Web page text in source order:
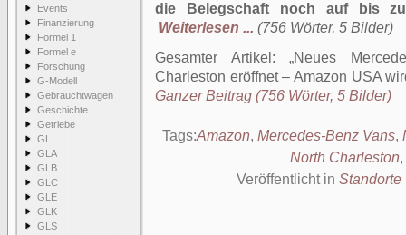
Events
Finanzierung
Formel 1
Formel e
Forschung
G-Modell
Gebrauchtwagen
Geschichte
Getriebe
GL
GLA
GLB
GLC
GLE
GLK
GLS
die Belegschaft noch auf bis zu
Weiterlesen ... (756 Wörter, 5 Bilder)
Gesamter Artikel:
Neues
Charleston eröffnet – Amazon USA
Ganzer Beitrag (756 Wörter, 5 Bilder)
Tags:Amazon, Mercedes-Benz Vans,
North Charleston,
Veröffentlicht in Standorte